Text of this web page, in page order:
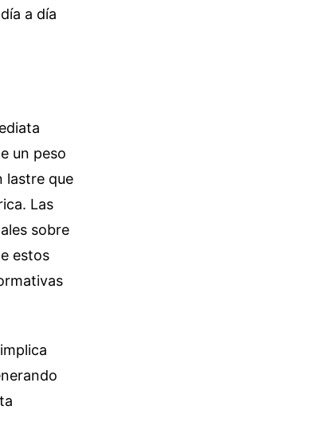
a día
un peso
lastre que
Las
sobre
estos